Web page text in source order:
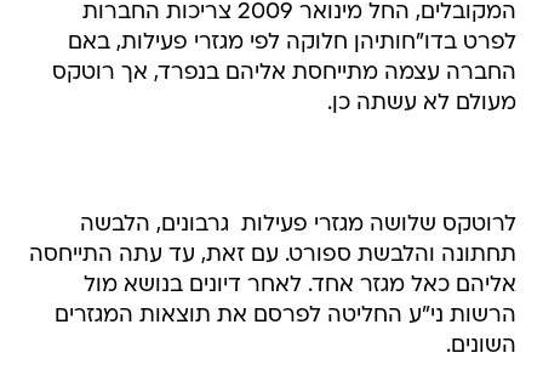
המקובלים, החל מינואר 2009 צריכות החברות
לפרט בדו"חותיהן חלוקה לפי מגזרי פעילות, באם
החברה עצמה מתייחסת אליהם בנפרד, אך רוטקס
מעולם לא עשתה כן.
לרוטקס שלושה מגזרי פעילות  גרבונים, הלבשה
תחתונה והלבשת ספורט. עם זאת, עד עתה התייחסה
אליהם כאל מגזר אחד. לאחר דיונים בנושא מול
הרשות ני"ע החליטה לפרסם את תוצאות המגזרים
השונים.